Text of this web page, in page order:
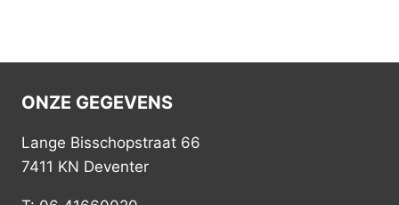
ONZE GEGEVENS
Lange Bisschopstraat 66
7411 KN Deventer